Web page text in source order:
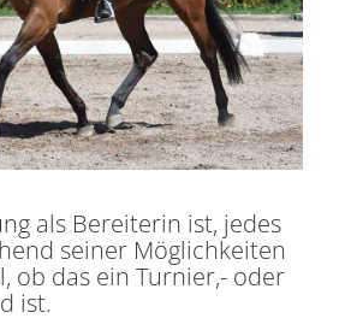
als Bereiterin ist, jedes
seiner Möglichkeiten
ob das ein Turnier,- oder
ist.